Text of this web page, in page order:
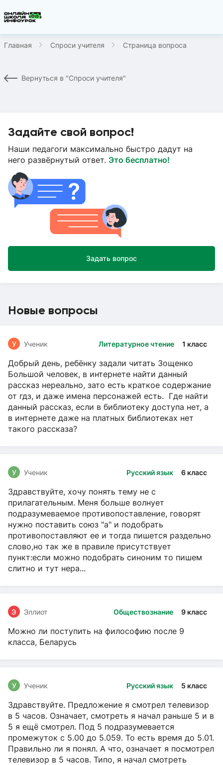
Главная Спроси учителя Страница вопроса
Вернуться в "Спроси учителя"
Задайте свой вопрос!
Наши педагоги максимально быстро дадут на
него развёрнутый ответ. Это бесплатно!
Задать вопрос
Новые вопросы
Литературное чтение 1 класс
У Ученик
Добрый день, ребёнку задали читать Зощенко
Большой человек, в интернете найти данный
рассказ нереально, зато есть краткое содержание
от гдз, и даже имена персонажей есть. Где найти
данный рассказ, если в библиотеку доступа нет, а
в интернете даже на платных библиотеках нет
такого рассказа?
Русский язык 6 класс
У Ученик
Здравствуйте, хочу понять тему не с
прилагательным. Меня больше волнует
подразумеваемое противопоставление, говорят
нужно поставить союз "а" и подобрать
противопоставляют ее и тогда пишется раздельно
слово,но так же в правиле присутствует
пункт:если можно подобрать синоним то пишем
слитно и тут нера...
Обществознание 9 класс
Э Эллиот
Можно ли поступить на философию после 9
класса, Беларусь
Русский язык 5 класс
У Ученик
Здравствуйте. Предложение я смотрел телевизор
в 5 часов. Означает, смотреть я начал раньше 5 и в
5 я ещё смотрел. Под 5 подразумевается
промежуток с 5.00 до 5.059. То есть время до 5.01.
Правильно ли я понял. А что, означает я посмотрел
телевизор в 5 часов. Типо, я начал смотреть